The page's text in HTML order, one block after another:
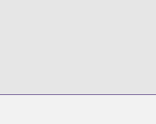
x-hunter